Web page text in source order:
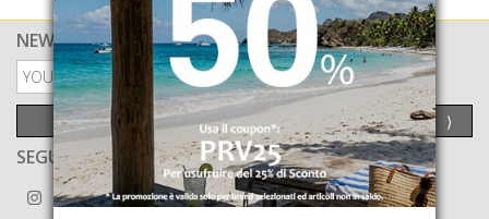
NEWSLETTER
PRIVACY POLICY
INVIA ⟩
SEGUICI ANCHE SU